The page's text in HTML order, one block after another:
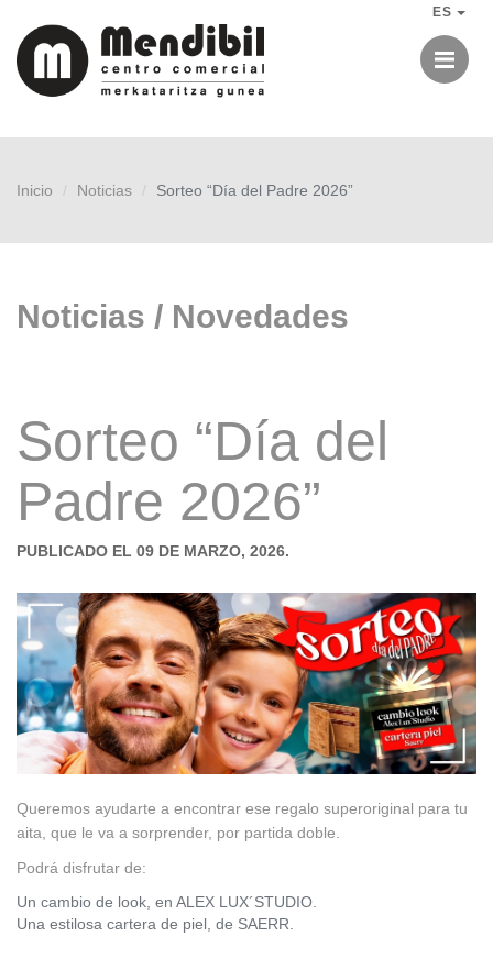
ES
Inicio Noticias Sorteo “Día del Padre 2026”
Noticias / Novedades
Sorteo “Día del
Padre 2026”
PUBLICADO EL 09 DE MARZO, 2026.
Queremos ayudarte a encontrar ese regalo superoriginal para tu
aita, que le va a sorprender, por partida doble.
Podrá disfrutar de:
Un cambio de look, en ALEX LUX´STUDIO.
Una estilosa cartera de piel, de SAERR.